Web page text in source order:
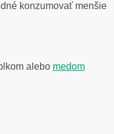
konzumovať menšie
alebo medom